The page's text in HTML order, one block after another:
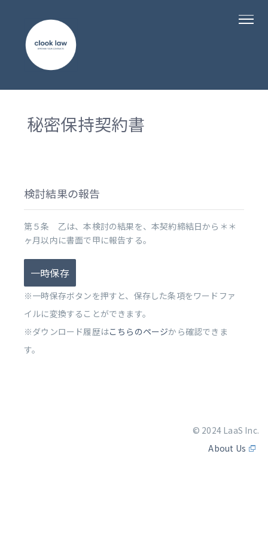
秘密保持契約書
検討結果の報告
第５条 乙は、本検討の結果を、本契約締結日から＊＊
ヶ月以内に書面で甲に報告する。
一時保存
※一時保存ボタンを押すと、保存した条項をワードファ
イルに変換することができます。
※ダウンロード履歴はこちらのページから確認できま
す。
© 2024 LaaS Inc.
About Us